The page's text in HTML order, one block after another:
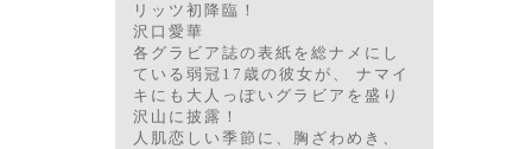
リッツ初降臨！
沢口愛華
各グラビア誌の表紙を総ナメにし
ている弱冠17歳の彼女が、 ナマイ
キにも大人っぽいグラビアを盛り
沢山に披露！
人肌恋しい季節に、胸ざわめき、